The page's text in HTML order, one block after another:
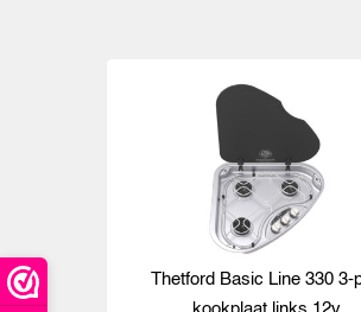
Thetford Basic Line 330 3-